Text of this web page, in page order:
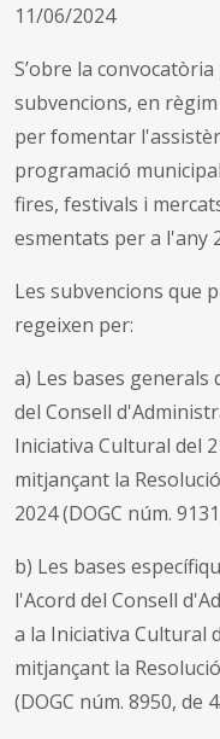
11/06/2024
S’obre la
subvencions, en
per fomentar
programació
fires, festivals i
esmentats per a l'any
Les subvencions que
regeixen per:
a) Les bases generals
del Consell
Iniciativa Cultural del
mitjançant la
2024 (DOGC núm.
b) Les bases
l'Acord del Consell
a la Iniciativa Cultural
mitjançant la
(DOGC núm. 8950, de